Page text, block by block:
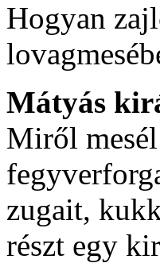
Hogyan
Mátyás
Miről
zugait,
részt egy